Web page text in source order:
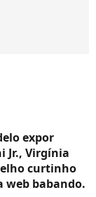
expor
Jr., Virgínia
curtinho
web babando.